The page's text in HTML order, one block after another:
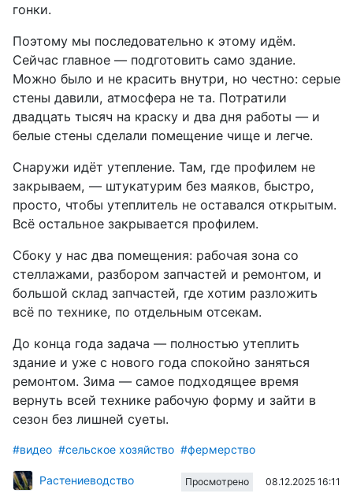
гонки.
Поэтому мы последовательно к этому идём.
Сейчас главное — подготовить само здание.
Можно было и не красить внутри, но честно: серые
стены давили, атмосфера не та. Потратили
двадцать тысяч на краску и два дня работы — и
белые стены сделали помещение чище и легче.
Снаружи идёт утепление. Там, где профилем не
закрываем, — штукатурим без маяков, быстро,
просто, чтобы утеплитель не оставался открытым.
Всё остальное закрывается профилем.
Сбоку у нас два помещения: рабочая зона со
стеллажами, разбором запчастей и ремонтом, и
большой склад запчастей, где хотим разложить
всё по технике, по отдельным отсекам.
До конца года задача — полностью утеплить
здание и уже с нового года спокойно заняться
ремонтом. Зима — самое подходящее время
вернуть всей технике рабочую форму и зайти в
сезон без лишней суеты.
#видео #сельское хозяйство #фермерство
Растениеводство Просмотрено 08.12.2025 16:11